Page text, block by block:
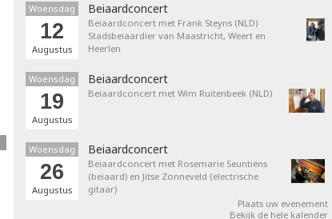
Woensdag
12
Augustus
Beiaardconcert
Beiaardconcert met Frank Steyns (NLD)
Stadsbeiaardier van Maastricht, Weert en
Heerlen
Woensdag
19
Augustus
Beiaardconcert
Beiaardconcert met Wim Ruitenbeek (NLD)
Woensdag
26
Augustus
Beiaardconcert
Beiaardconcert met Rosemarie Seuntiëns
(beiaard) en Jitse Zonneveld (electrische
gitaar)
Plaats uw evenement
Bekijk de hele kalender